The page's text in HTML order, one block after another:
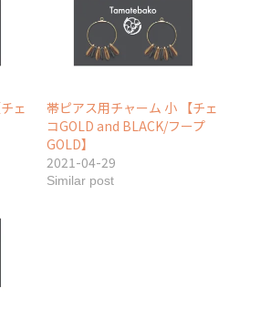
ェ
帯ピアス用チャーム 小 【チェ
コGOLD and BLACK/フープ
GOLD】
2021-04-29
Similar post